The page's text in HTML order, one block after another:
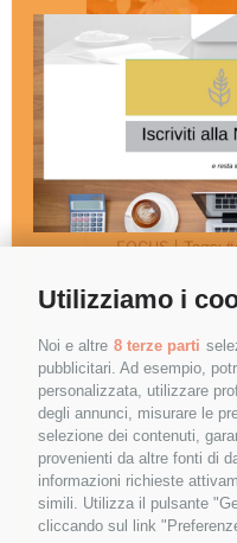
Utilizziamo i
Noi e altre 8 terze parti
pubblicitari. Ad esempio,
personalizzata, utilizzare
degli annunci, misurare le
selezione dei contenuti,
provenienti da altre fonti di
informazioni richieste
simili. Utilizza il pulsante
cliccando sul link
Il tempo
Il
delle
è
ByElena Alquati
2025
FOCUS | Tags:
Un
ciliegie che
una [...]
Nome*
Email*